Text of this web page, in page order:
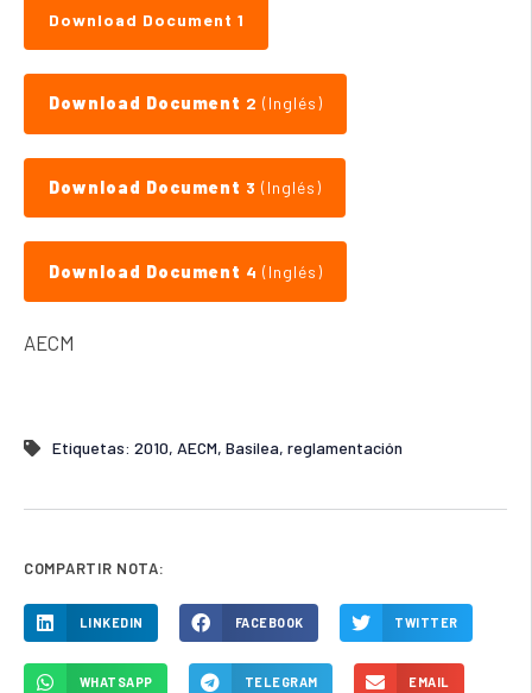
Download Document 1
Download Document 2 (Inglés)
Download Document 3 (Inglés)
Download Document 4 (Inglés)
AECM
Etiquetas: 2010, AECM, Basilea, reglamentación
COMPARTIR NOTA:
LINKEDIN FACEBOOK TWITTER
WHATSAPP TELEGRAM EMAIL